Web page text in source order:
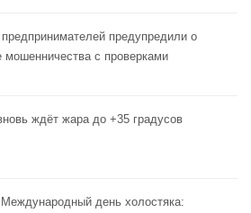
предупредили о
мошенничества с проверками
ждёт жара до +35 градусов
Международный день холостяка: